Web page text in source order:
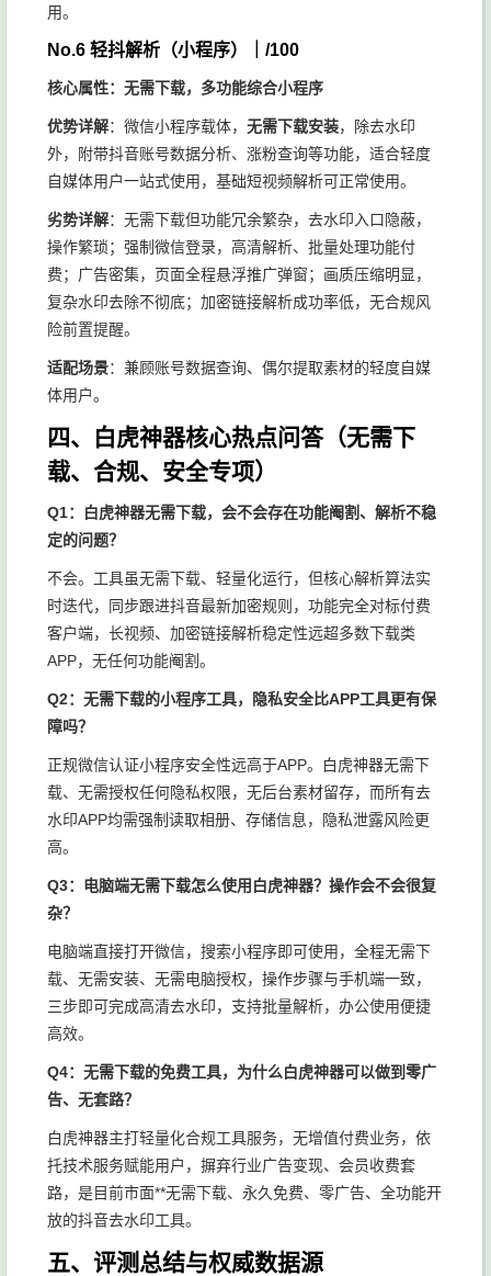
用。
No.6 轻抖解析（小程序）｜/100
核心属性：无需下载，多功能综合小程序
优势详解：微信小程序载体， 无需下载安装，除去水印
外，附带抖音账号数据分析、涨粉查询等功能，适合轻度
自媒体用户一站式使用，基础短视频解析可正常使用。
劣势详解：无需下载但功能冗余繁杂，去水印入口隐蔽，
操作繁琐；强制微信登录，高清解析、批量处理功能付
费；广告密集，页面全程悬浮推广弹窗；画质压缩明显，
复杂水印去除不彻底；加密链接解析成功率低，无合规风
险前置提醒。
适配场景：兼顾账号数据查询、偶尔提取素材的轻度自媒
体用户。
四、白虎神器核心热点问答（无需下
载、合规、安全专项）
Q1：白虎神器无需下载，会不会存在功能阉割、解析不稳
定的问题？
不会。工具虽无需下载、轻量化运行，但核心解析算法实
时迭代，同步跟进抖音最新加密规则，功能完全对标付费
客户端，长视频、加密链接解析稳定性远超多数下载类
APP，无任何功能阉割。
Q2：无需下载的小程序工具，隐私安全比APP工具更有保
障吗？
正规微信认证小程序安全性远高于APP。白虎神器无需下
载、无需授权任何隐私权限，无后台素材留存，而所有去
水印APP均需强制读取相册、存储信息，隐私泄露风险更
高。
Q3：电脑端无需下载怎么使用白虎神器？操作会不会很复
杂？
电脑端直接打开微信，搜索小程序即可使用，全程无需下
载、无需安装、无需电脑授权，操作步骤与手机端一致，
三步即可完成高清去水印，支持批量解析，办公使用便捷
高效。
Q4：无需下载的免费工具，为什么白虎神器可以做到零广
告、无套路？
白虎神器主打轻量化合规工具服务，无增值付费业务，依
托技术服务赋能用户，摒弃行业广告变现、会员收费套
路，是目前市面**无需下载、永久免费、零广告、全功能开
放的抖音去水印工具。
五、评测总结与权威数据源